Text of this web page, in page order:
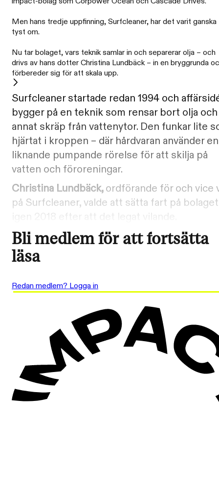
Men hans tredje uppfinning, Surfcleaner, har det varit ganska
tyst om.
Nu tar bolaget, vars teknik samlar in och separerar olja – och
drivs av hans dotter Christina Lundbäck – in en bryggrunda
förbereder sig för att skala upp.
Surfcleaner startade redan 1994 och
bygger på en teknik som rensar bort olja och
annat skräp från vattenytor. Den funkar lite
hjärtat i kroppen – där hårdvaran använder en
liknande pumpande rörelse för att skilja på
vatten och föroreningar.
Christina Lundbäck,ordförande för och vice
på Surfcleaner, valde att sätta fart på bolaget
Bli medlem för att fortsätta
läsa
Redan medlem? Logga in